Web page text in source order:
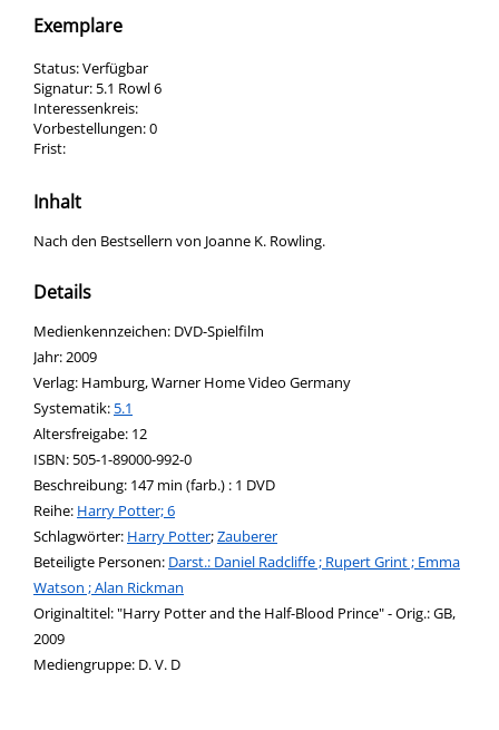
Exemplare
Status:Verfügbar
Signatur: 5.1 Rowl 6
Interessenkreis:
Vorbestellungen:0
Frist:
Inhalt
Nach den Bestsellern von Joanne K. Rowling.
Details
Suche nach diesem Verfasser
Medienkennzeichen: DVD-Spielfilm
Jahr:2009
Verlag: Hamburg, Warner Home Video Germany
opens in new tab
Diesen Link in neuem Tab öffnen
Systematik: Suche nach dieser Systematik
5.1
Suche nach diesem Interessenskreis
Altersfreigabe: 12
ISBN: 505-1-89000-992-0
Beschreibung: 147 min (farb.) : 1 DVD
Reihe: Harry Potter; 6
Schlagwörter: Harry Potter;Zauberer
Beteiligte Personen: Suche nach dieser Beteiligten Person
Darst.: Daniel Radcliffe ; Rupert Grint ; Emma
Watson ; Alan Rickman
Originaltitel:"Harry Potter and the Half-Blood Prince" - Orig.: GB,
2009
Mediengruppe: D. V. D